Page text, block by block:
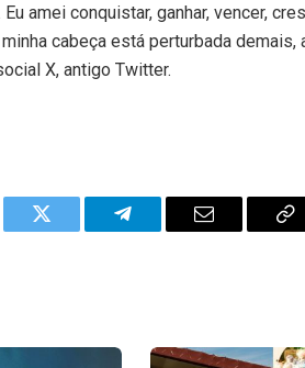
amei conquistar, ganhar, vencer,
cabeça está perturbada demais,
X, antigo Twitter.
Twitter Telegram Email